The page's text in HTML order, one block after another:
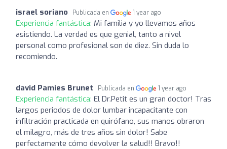
israel soriano Publicada en 1 year ago
Experiencia fantástica: Mi familia y yo llevamos años
asistiendo. La verdad es que genial, tanto a nivel
personal como profesional son de diez. Sin duda lo
recomiendo.
david Pamies Brunet Publicada en 1 year ago
Experiencia fantástica: El Dr.Petit es un gran doctor! Tras
largos periodos de dolor lumbar incapacitante con
infiltración practicada en quirófano, sus manos obraron
el milagro, más de tres años sin dolor! Sabe
perfectamente cómo devolver la salud!! Bravo!!